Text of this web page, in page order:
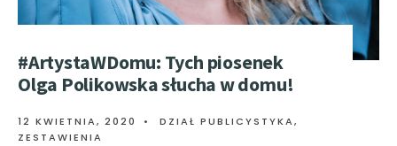
#ArtystaWDomu: Tych piosenek
Olga Polikowska słucha w domu!
12 KWIETNIA, 2020 • DZIAŁ PUBLICYSTYKA,
ZESTAWIENIA